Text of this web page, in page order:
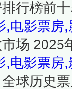
行榜前
,电影票房,
场 2025
,电影票房
球历史